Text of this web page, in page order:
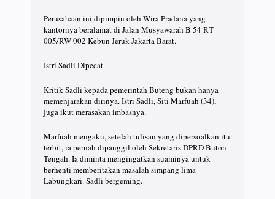
Perusahaan ini dipimpin oleh Wira Pradana yang
kantornya beralamat di Jalan Musyawarah B 54 RT
005/RW 002 Kebun Jeruk Jakarta Barat.
Istri Sadli Dipecat
Kritik Sadli kepada pemerintah Buteng bukan hanya
memenjarakan dirinya. Istri Sadli, Siti Marfuah (34),
juga ikut merasakan imbasnya.
Marfuah mengaku, setelah tulisan yang dipersoalkan itu
terbit, ia pernah dipanggil oleh Sekretaris DPRD Buton
Tengah. Ia diminta mengingatkan suaminya untuk
berhenti memberitakan masalah simpang lima
Labungkari. Sadli bergeming.